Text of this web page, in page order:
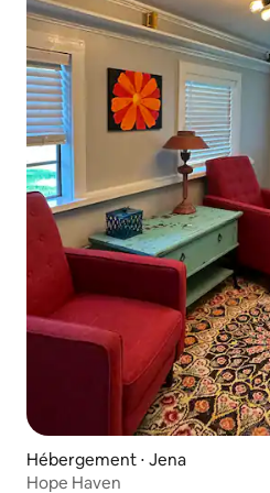
Hébergement ⋅ Jena
Hope Haven